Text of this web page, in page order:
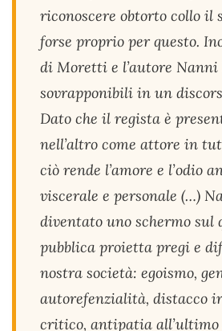
riconoscere obtorto collo il
forse proprio per questo.
di Moretti e l’autore
sovrapponibili in un
Dato che il regista è
nell’altro come attore in
ciò rende l’amore e l’odio
viscerale e personale (…)
diventato uno schermo sul
pubblica proietta pregi e
nostra società: egoismo,
autorefenzialità, distacco
critico, antipatia all’ultimo